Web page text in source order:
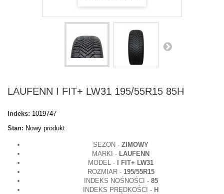
LAUFENN I FIT+ LW31 195/55R15 85H
Indeks: 1019747
Stan: Nowy produkt
SEZON - ZIMOWY
MARKI - LAUFENN
MODEL -
I FIT+ LW31
ROZMIAR - 195/55R15
INDEKS NOŚNOŚCI - 85
INDEKS PRĘDKOŚCI - H